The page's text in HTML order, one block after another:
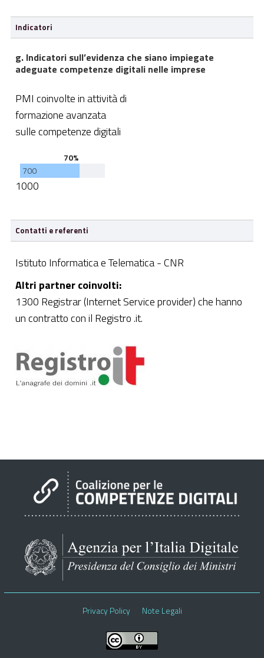
Indicatori
g. Indicatori sull’evidenza che siano impiegate
adeguate competenze digitali nelle imprese
PMI coinvolte in attività di
formazione avanzata
sulle competenze digitali
70%
700
1000
Contatti e referenti
Istituto Informatica e Telematica - CNR
Altri partner coinvolti:
1300 Registrar (Internet Service provider) che hanno
un contratto con il Registro .it.
Privacy Policy Note Legali